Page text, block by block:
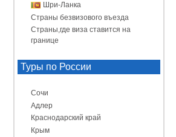
Шри-Ланка
Страны безвизового въезда
Страны,где виза ставится на
границе
Туры по России
Сочи
Адлер
Краснодарский край
Крым